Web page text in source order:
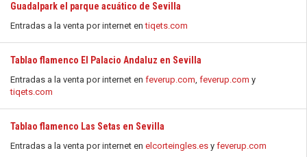
Guadalpark el parque acuático de Sevilla
Entradas a la venta por internet entiqets.com
Tablao flamenco El Palacio Andaluz en Sevilla
Entradas a la venta por internet en feverup.com, feverup.com y
tiqets.com
Tablao flamenco Las Setas en Sevilla
Entradas a la venta por internet en elcorteingles.es y feverup.com